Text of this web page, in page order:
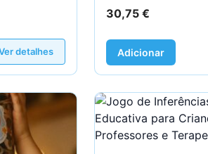
detalhes
30,75 €
Adicionar